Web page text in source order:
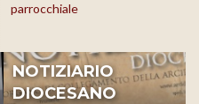
parrocchiale
NOTIZIARIO
DIOCESANO